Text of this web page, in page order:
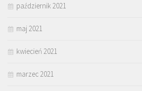
październik 2021
maj 2021
kwiecień 2021
marzec 2021